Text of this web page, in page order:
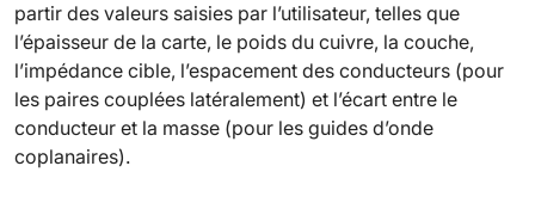
partir des valeurs saisies par l’utilisateur, telles que
l’épaisseur de la carte, le poids du cuivre, la couche,
l’impédance cible, l’espacement des conducteurs (pour
les paires couplées latéralement) et l’écart entre le
conducteur et la masse (pour les guides d’onde
coplanaires).